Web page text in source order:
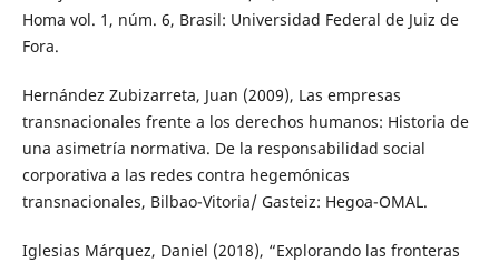
Homa vol. 1, núm. 6, Brasil: Universidad Federal de Juiz de
Fora.
Hernández Zubizarreta, Juan (2009), Las empresas
transnacionales frente a los derechos humanos: Historia de
una asimetría normativa. De la responsabilidad social
corporativa a las redes contra hegemónicas
transnacionales, Bilbao-Vitoria/ Gasteiz: Hegoa-OMAL.
Iglesias Márquez, Daniel (2018), “Explorando las fronteras